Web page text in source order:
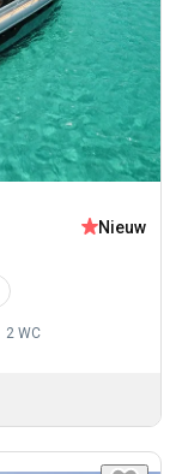
Nieuw
2 WC